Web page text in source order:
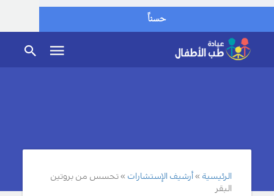
حسناً
الرئيسية أرشيف الإستشارات
تحسس من بروتين
البقر